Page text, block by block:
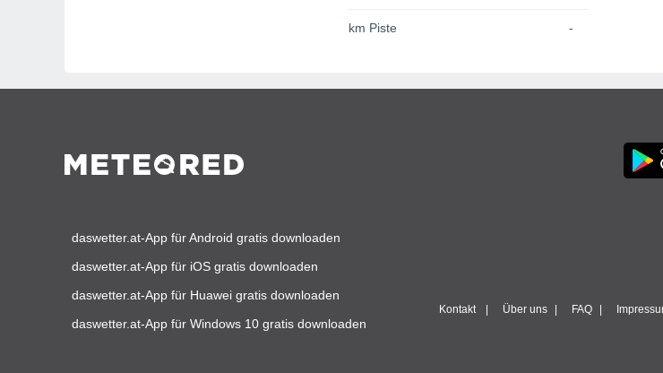
km Piste -
daswetter.at-App für Android gratis downloaden
daswetter.at-App für iOS gratis downloaden
daswetter.at-App für Huawei gratis downloaden
daswetter.at-App für Windows 10 gratis downloaden
Kontakt Über uns FAQ